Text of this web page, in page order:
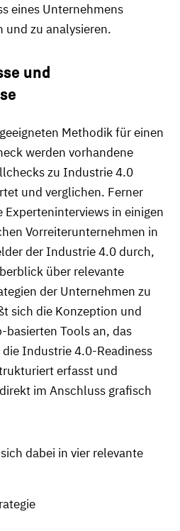
eines Unternehmens
und zu analysieren.
und
Methodik für einen
werden vorhandene
zu Industrie 4.0
und verglichen. Ferner
in einigen
Vorreiterunternehmen in
der Industrie 4.0 durch,
über relevante
der Unternehmen zu
sich die Konzeption und
basierten Tools an, das
Industrie 4.0-Readiness
erfasst und
im Anschluss grafisch
dabei in vier relevante